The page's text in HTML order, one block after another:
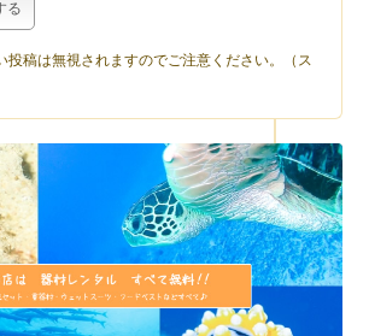
投稿は無視されますのでご注意ください。（ス